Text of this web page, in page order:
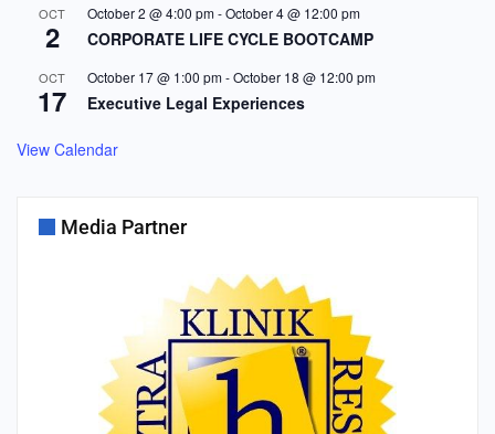
OCT
2
October 2 @ 4:00 pm-October 4 @ 12:00 pm
CORPORATE LIFE CYCLE BOOTCAMP
OCT
17
October 17 @ 1:00 pm-October 18 @ 12:00 pm
Executive Legal Experiences
View Calendar
Media Partner